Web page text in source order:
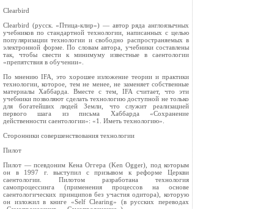
Clearbird
Clearbird (русск. «Птица-клир») — автор ряда англоязычных
учебников по стандартной технологии, написанных с целью
популяризации технологии и свободно распространяемых в
электронной форме. По словам автора, учебники составлены
так, чтобы свести к минимуму известные в саентологии
«препятствия в обучении».
По мнению IFA, это хорошее изложение теории и практики
технологии, которое, тем не менее, не заменяет собственные
материалы Хаббарда. Вместе с тем, IFA считает, что эти
учебники позволяют сделать технологию доступной не только
для богатейших людей Земли, что служит реализацией
первого шага из письма Хаббарда «Сохранение
действенности саентологии»: «1. Иметь технологию».
Сторонники совершенствования технологии
Пилот
Пилот — псевдоним Кена Оггера (Ken Ogger), под которым
он в 1997 г. выступил с призывом к реформе Церкви
саентологии. Пилотом разработана технология
самопроцессинга (применения процессов на основе
саентологических принципов без участия одитора), которую
он изложил в книге «Self Clearing» (в русских переводах